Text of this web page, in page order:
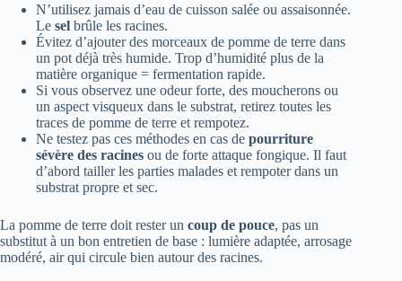
N’utilisez jamais d’eau de cuisson salée ou assaisonnée.
Le sel brûle les racines.
Évitez d’ajouter des morceaux de pomme de terre dans
un pot déjà très humide. Trop d’humidité plus de la
matière organique = fermentation rapide.
Si vous observez une odeur forte, des moucherons ou
un aspect visqueux dans le substrat, retirez toutes les
traces de pomme de terre et rempotez.
Ne testez pas ces méthodes en cas de pourriture
sévère des racines ou de forte attaque fongique. Il faut
d’abord tailler les parties malades et rempoter dans un
substrat propre et sec.
La pomme de terre doit rester un coup de pouce, pas un
substitut à un bon entretien de base : lumière adaptée, arrosage
modéré, air qui circule bien autour des racines.